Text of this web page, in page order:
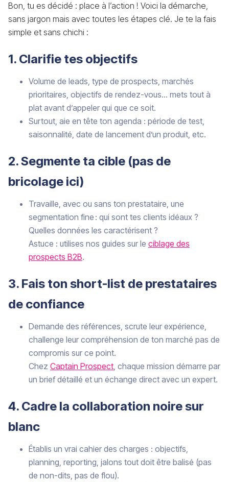
Bon, tu es décidé : place à l’action ! Voici la démarche,
sans jargon mais avec toutes les étapes clé. Je te la fais
simple et sans chichi :
1. Clarifie tes objectifs
Volume de leads, type de prospects, marchés
prioritaires, objectifs de rendez-vous… mets tout à
plat avant d’appeler qui que ce soit.
Surtout, aie en tête ton agenda : période de test,
saisonnalité, date de lancement d’un produit, etc.
2. Segmente ta cible (pas de
bricolage ici)
Travaille, avec ou sans ton prestataire, une
segmentation fine : qui sont tes clients idéaux ?
Quelles données les caractérisent ?
Astuce : utilises nos guides sur le ciblage des
prospects B2B.
3. Fais ton short-list de prestataires
de confiance
Demande des références, scrute leur expérience,
challenge leur compréhension de ton marché pas de
compromis sur ce point.
Chez Captain Prospect, chaque mission démarre par
un brief détaillé et un échange direct avec un expert.
4. Cadre la collaboration noire sur
blanc
Établis un vrai cahier des charges : objectifs,
planning, reporting, jalons tout doit être balisé (pas
de non-dits, pas de flou).